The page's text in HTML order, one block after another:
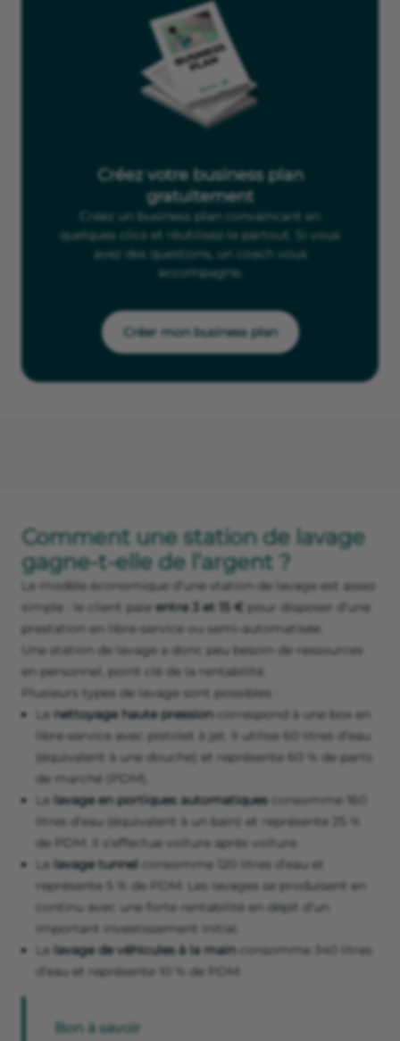
Créez votre business plan
gratuitement
Créez un business plan convaincant en
quelques clics et réutilisez-le partout. Si vous
avez des questions, un coach vous
accompagne.
Créer mon business plan
Comment une station de lavage
gagne-t-elle de l’argent ?
Le modèle économique d’une station de lavage est assez
simple : le client paie entre 3 et 15 € pour disposer d’une
prestation en libre-service ou semi-automatisée.
Une station de lavage a donc peu besoin de ressources
en personnel, point clé de la rentabilité.
Plusieurs types de lavage sont possibles :
Le nettoyage haute pression
correspond à une box en
libre-service avec pistolet à jet. Il utilise 60 litres d’eau
(équivalent à une douche) et représente 60 % de parts
de marché (PDM).
Le lavage en portiques automatiques consomme 160
litres d’eau (équivalent à un bain) et représente 25 %
de PDM. Il s’effectue voiture après voiture.
Le lavage tunnel
consomme 120 litres d’eau et
représente 5 % de PDM. Les lavages se produisent en
continu avec une forte rentabilité en dépit d’un
important investissement initial.
Le lavage de véhicules à la main
consomme 340 litres
d’eau et représente 10 % de PDM.
Bon à savoir